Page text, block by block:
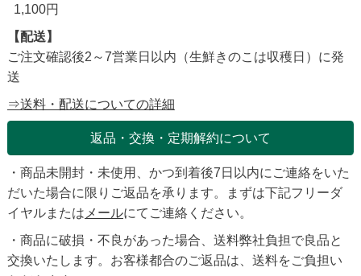
1,100円
【配送】
ご注文確認後2～7営業日以内（生鮮きのこは収穫日）に発
送
⇒送料・配送についての詳細
返品・交換・定期解約について
・商品未開封・未使用、かつ到着後7日以内にご連絡をいた
だいた場合に限りご返品を承ります。まずは下記フリーダ
イヤルまたは メールにてご連絡ください。
・商品に破損・不良があった場合、送料弊社負担で良品と
交換いたします。お客様都合のご返品は、送料をご負担い